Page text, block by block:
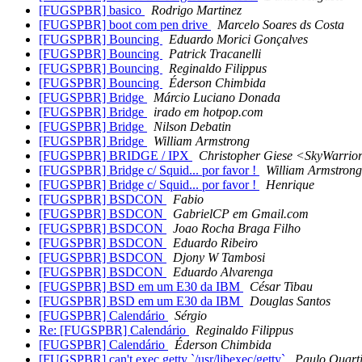
[FUGSPBR] basico
Rodrigo Martinez
[FUGSPBR] boot com pen drive
Marcelo Soares ds Costa
[FUGSPBR] Bouncing
Eduardo Morici Gonçalves
[FUGSPBR] Bouncing
Patrick Tracanelli
[FUGSPBR] Bouncing
Reginaldo Filippus
[FUGSPBR] Bouncing
Éderson Chimbida
[FUGSPBR] Bridge
Márcio Luciano Donada
[FUGSPBR] Bridge
irado em hotpop.com
[FUGSPBR] Bridge
Nilson Debatin
[FUGSPBR] Bridge
William Armstrong
[FUGSPBR] BRIDGE / IPX
Christopher Giese
[FUGSPBR] Bridge c/ Squid... por favor !
William Armstrong
[FUGSPBR] Bridge c/ Squid... por favor !
Henrique
[FUGSPBR] BSDCON
Fabio
[FUGSPBR] BSDCON
GabrielCP em Gmail.com
[FUGSPBR] BSDCON
Joao Rocha Braga Filho
[FUGSPBR] BSDCON
Eduardo Ribeiro
[FUGSPBR] BSDCON
Djony W Tambosi
[FUGSPBR] BSDCON
Eduardo Alvarenga
[FUGSPBR] BSD em um E30 da IBM
César Tibau
[FUGSPBR] BSD em um E30 da IBM
Douglas Santos
[FUGSPBR] Calendário
Sérgio
Re: [FUGSPBR] Calendário
Reginaldo Filippus
[FUGSPBR] Calendário
Éderson Chimbida